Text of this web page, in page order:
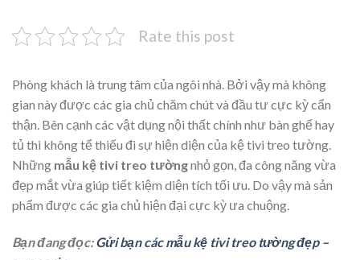
Rate this post
Phòng khách là trung tâm của ngôi nhà. Bởi vậy mà không
gian này được các gia chủ chăm chút và đầu tư cực kỳ cẩn
thận. Bên cạnh các vật dụng nội thất chính như bàn ghế hay
tủ thì không tể thiếu đi sự hiện diện của kệ tivi treo tường.
Những mẫu kệ tivi treo tườngnhỏ gọn, đa công năng vừa
đẹp mắt vừa giúp tiết kiệm diện tích tối ưu. Do vậy mà sản
phẩm được các gia chủ hiện đại cực kỳ ưa chuộng.
Bạn đang đọc:Gửi bạn các mẫu kệ tivi treo tường đẹp –